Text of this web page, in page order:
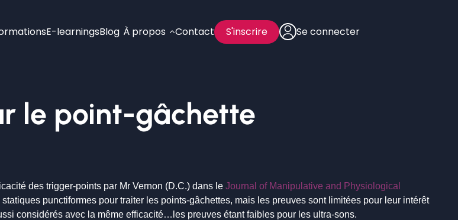
E-learningsBlog À propos Contact S'inscrire Se connecter
le point-gâchette
des trigger-points par Mr Vernon (D.C.) dans le Journal of Manipulative and Physiological
punctiformes pour traiter les points-gâchettes, mais les preuves sont limitées pour leur intérêt
considérés avec la même efficacité…les preuves étant faibles pour les ultra-sons.